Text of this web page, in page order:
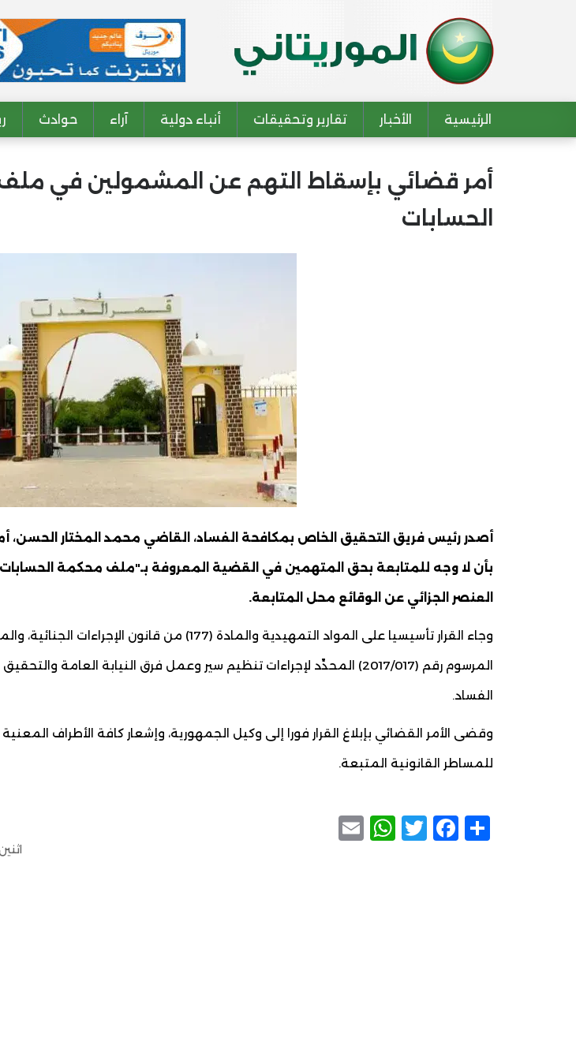
Main navigation
الرئيسية الأخبار تقارير وتحقيقات أنباء دولية آراء حوادث
أمر قضائي بإسقاط التهم عن المشمولين في
الحسابات
أصدر رئيس فريق التحقيق الخاص بمكافحة الفساد، القاضي محمد المختار الحسن،
بأن لا وجه للمتابعة بحق المتهمين في القضية المعروفة بـ"ملف محكمة
العنصر الجزائي عن الوقائع محل المتابعة.
المرسوم رقم (2017/017) المحدِّد لإجراءات تنظيم سير وعمل فرق النيابة العامة
الفساد.
وقضى الأمر القضائي بإبلاغ القرار فورا إلى وكيل الجمهورية، وإشعار كافة الأطراف
للمساطر القانونية المتبعة.
Share
Facebook
Twitter
WhatsApp
اثنين, 2026/06/08 -